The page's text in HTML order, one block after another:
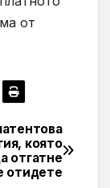
от
която
отгатне
отидете